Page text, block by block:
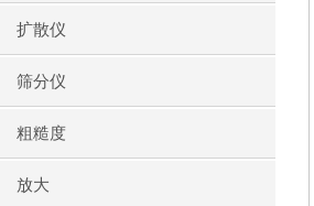
扩散仪
筛分仪
粗糙度
放大